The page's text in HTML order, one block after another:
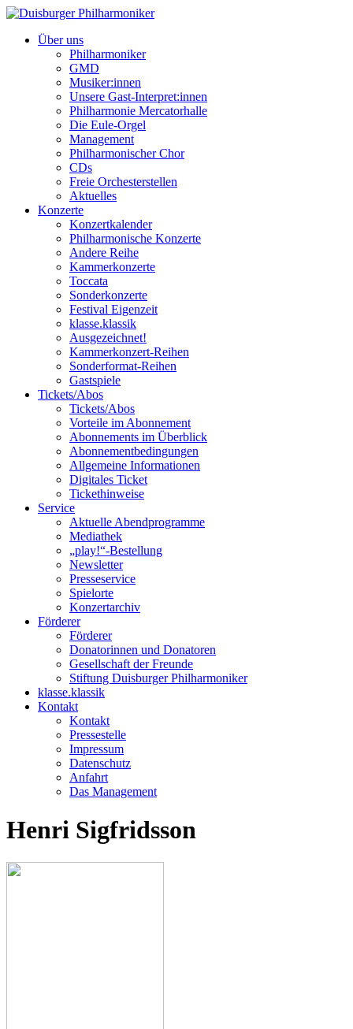
Über uns
Philharmoniker
GMD
Musiker:innen
Unsere Gast-Interpret:innen
Philharmonie Mercatorhalle
Die Eule-Orgel
Management
Philharmonischer Chor
CDs
Freie Orchesterstellen
Aktuelles
Konzerte
Konzertkalender
Philharmonische Konzerte
Andere Reihe
Kammerkonzerte
Toccata
Sonderkonzerte
Festival Eigenzeit
klasse.klassik
Ausgezeichnet!
Kammerkonzert-Reihen
Sonderformat-Reihen
Gastspiele
Tickets/Abos
Tickets/Abos
Vorteile im Abonnement
Abonnements im Überblick
Abonnement­bedingungen
Allgemeine Informationen
Digitales Ticket
Ticket­hinweise
Service
Aktuelle Abendprogramme
Mediathek
„play!“-Bestellung
Newsletter
Presseservice
Spielorte
Konzertarchiv
Förderer
Förderer
Donatorinnen und Donatoren
Gesellschaft der Freunde
Stiftung Duisburger Philharmoniker
klasse.klassik
Kontakt
Kontakt
Pressestelle
Impressum
Datenschutz
Anfahrt
Das Management
Henri Sigfridsson